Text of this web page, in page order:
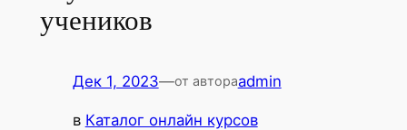
учеников
Дек 1, 2023—от автораadmin
в Каталог онлайн курсов